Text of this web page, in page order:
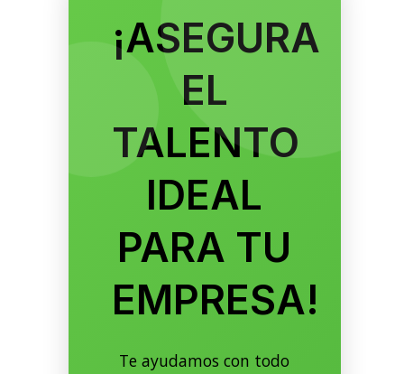
¡ASEGURA
EL
TALENTO
IDEAL
PARA TU
EMPRESA!
Te ayudamos con todo